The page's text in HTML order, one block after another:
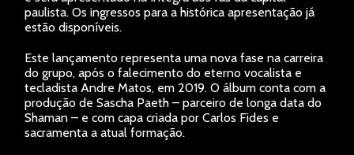
paulista. Os ingressos para a histórica apresentação já
estão disponíveis.
Este lançamento representa uma nova fase na carreira
do grupo, após o falecimento do eterno vocalista e
tecladista Andre Matos, em 2019. O álbum conta com a
produção de Sascha Paeth – parceiro de longa data do
Shaman – e com capa criada por Carlos Fides e
sacramenta a atual formação.